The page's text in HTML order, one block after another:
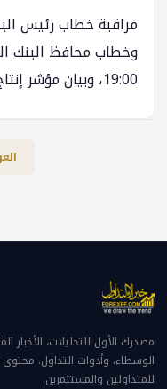
وخطاب محافظ البنك
19:00، وبيان مؤشر إنتاج التصنيع في الساعة 20:00.
مصدرك الأول للتحليلات، الأخبار
الوسطاء، وأدوات التداول.
للمتداولين والمستثمرين.